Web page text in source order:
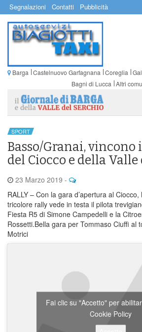
Segnalazioni Contatti Pubblicità
Barga Castelnuovo Garfagnana Coreglia
Bagni di Lucca Altri
SPORT
Basso/Granai, vincono
del Ciocco e della
23 Marzo 2019 -
RALLY – Con la gara d’apertura al
tricolore rally vede in testa il pilota
Fiesta R5 di Simone Campedelli e la
Rossetti.Bella gara per Tommaso Ciuffi al
Motrici
Fai clic su "Accetto" per
Cookie Policy